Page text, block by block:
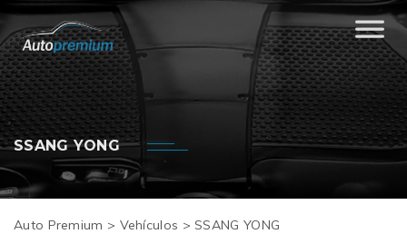
SSANG YONG
Auto Premium > Vehículos >SSANG YONG